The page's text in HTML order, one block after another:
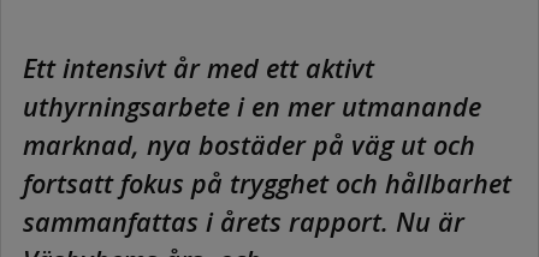
Ett intensivt år med ett aktivt
uthyrningsarbete i en mer utmanande
marknad, nya bostäder på väg ut och
fortsatt fokus på trygghet och hållbarhet
sammanfattas i årets rapport. Nu är